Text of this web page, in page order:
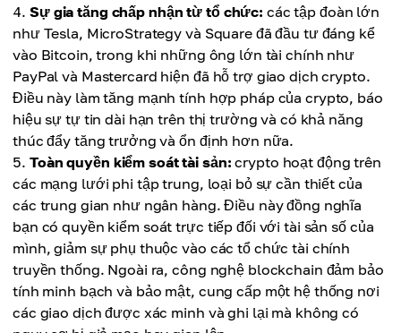
Sự gia tăng chấp nhận từ tổ chức: các tập đoàn lớn
như Tesla, MicroStrategy và Square đã đầu tư đáng kể
vào Bitcoin, trong khi những ông lớn tài chính như
PayPal và Mastercard hiện đã hỗ trợ giao dịch crypto.
Điều này làm tăng mạnh tính hợp pháp của crypto, báo
hiệu sự tự tin dài hạn trên thị trường và có khả năng
thúc đẩy tăng trưởng và ổn định hơn nữa.
Toàn quyền kiểm soát tài sản: crypto hoạt động trên
các mạng lưới phi tập trung, loại bỏ sự cần thiết của
các trung gian như ngân hàng. Điều này đồng nghĩa
bạn có quyền kiểm soát trực tiếp đối với tài sản số của
mình, giảm sự phụ thuộc vào các tổ chức tài chính
truyền thống. Ngoài ra, công nghệ blockchain đảm bảo
tính minh bạch và bảo mật, cung cấp một hệ thống nơi
các giao dịch được xác minh và ghi lại mà không có